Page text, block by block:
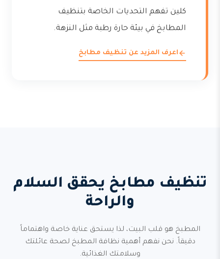
كلين تفهم التحديات الخاصة بتنظيف
المطابخ في بيئة حارة رطبة مثل النزهة.
اعرف المزيد عن تنظيف مطابخ
تنظيف مطابخ يحقق السلام
والراحة
المطبخ هو قلب البيت، لذا يستحق عناية خاصة واهتماماً
دقيقاً. نحن نفهم أهمية نظافة المطبخ لصحة عائلتك
وسلامتك الغذائية.